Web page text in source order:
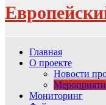
Главная
О проекте
Новости
Мониторинг